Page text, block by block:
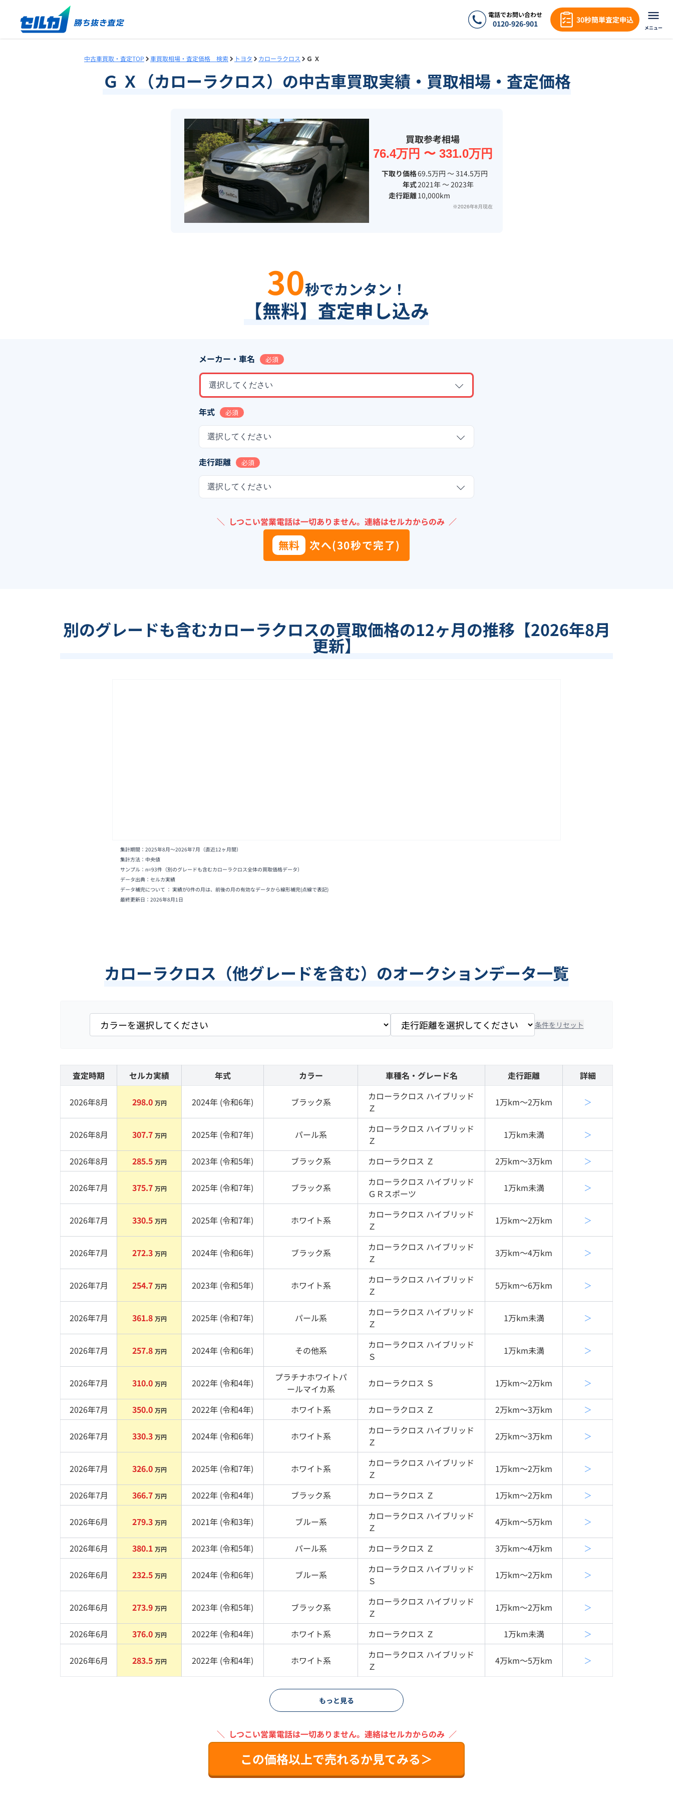
電話でお問い合わせ
0120-926-901 30秒簡単査定申込
メニュー
中古車買取・査定TOP 車買取相場・査定価格 検索 トヨタ カローラクロス Ｇ Ｘ
Ｇ Ｘ（カローラクロス）の中古車買取実績・買取相場・査定価格
買取参考相場
76.4万円 〜 331.0万円
下取り価格69.5万円 〜 314.5万円
年式2021年 〜 2023年
走行距離10,000km
※2026年8月現在
30秒でカンタン！
【無料】査定申し込み
メーカー・車名 必須
選択してください
年式 必須
選択してください
走行距離 必須
選択してください
＼ しつこい営業電話は一切ありません。 連絡はセルカからのみ ／
無料 次へ(30秒で完了)
別のグレードも含むカローラクロスの買取価格の12ヶ月の推移【2026年8月
更新】
集計期間： 2025年8月〜2026年7月 （直近12ヶ月間）
集計方法：中央値
サンプル：n=93件 （別のグレードも含むカローラクロス全体の買取価格データ）
データ出典：セルカ実績
データ補完について ： 実績が0件の月は、前後の月の有効なデータから線形補完(点線で表記)
最終更新日： 2026年8月1日
カローラクロス（他グレードを含む）のオークションデータ一覧
条件をリセット
査定時期 セルカ実績 年式 カラー 車種名・グレード名 走行距離 詳細
2026年8月 298.0 万円 2024年 (令和6年) ブラック系 カローラクロス ハイブリッド
Ｚ
1万km〜2万km ＞
2026年8月 307.7 万円 2025年 (令和7年) パール系 カローラクロス ハイブリッド
Ｚ
1万km未満 ＞
2026年8月 285.5 万円 2023年 (令和5年) ブラック系 カローラクロス Ｚ 2万km〜3万km ＞
2026年7月 375.7 万円 2025年 (令和7年) ブラック系 カローラクロス ハイブリッド
ＧＲスポーツ
1万km未満 ＞
2026年7月 330.5 万円 2025年 (令和7年) ホワイト系 カローラクロス ハイブリッド
Ｚ
1万km〜2万km ＞
2026年7月 272.3 万円 2024年 (令和6年) ブラック系 カローラクロス ハイブリッド
Ｚ
3万km〜4万km ＞
2026年7月 254.7 万円 2023年 (令和5年) ホワイト系 カローラクロス ハイブリッド
Ｚ
5万km〜6万km ＞
2026年7月 361.8 万円 2025年 (令和7年) パール系 カローラクロス ハイブリッド
Ｚ
1万km未満 ＞
2026年7月 257.8 万円 2024年 (令和6年) その他系 カローラクロス ハイブリッド
Ｓ
1万km未満 ＞
2026年7月 310.0 万円 2022年 (令和4年)
プラチナホワイトパ
ールマイカ系 カローラクロス Ｓ 1万km〜2万km ＞
2026年7月 350.0 万円 2022年 (令和4年) ホワイト系 カローラクロス Ｚ 2万km〜3万km ＞
2026年7月 330.3 万円 2024年 (令和6年) ホワイト系 カローラクロス ハイブリッド
Ｚ
2万km〜3万km ＞
2026年7月 326.0 万円 2025年 (令和7年) ホワイト系 カローラクロス ハイブリッド
Ｚ
1万km〜2万km ＞
2026年7月 366.7 万円 2022年 (令和4年) ブラック系 カローラクロス Ｚ 1万km〜2万km ＞
2026年6月 279.3 万円 2021年 (令和3年) ブルー系 カローラクロス ハイブリッド
Ｚ
4万km〜5万km ＞
2026年6月 380.1 万円 2023年 (令和5年) パール系 カローラクロス Ｚ 3万km〜4万km ＞
2026年6月 232.5 万円 2024年 (令和6年) ブルー系 カローラクロス ハイブリッド
Ｓ
1万km〜2万km ＞
2026年6月 273.9 万円 2023年 (令和5年) ブラック系 カローラクロス ハイブリッド
Ｚ
1万km〜2万km ＞
2026年6月 376.0 万円 2022年 (令和4年) ホワイト系 カローラクロス Ｚ 1万km未満 ＞
2026年6月 283.5 万円 2022年 (令和4年) ホワイト系 カローラクロス ハイブリッド
Ｚ
4万km〜5万km ＞
もっと見る
＼ しつこい営業電話は一切ありません。 連絡はセルカからのみ ／
この価格以上で売れるか見てみる＞